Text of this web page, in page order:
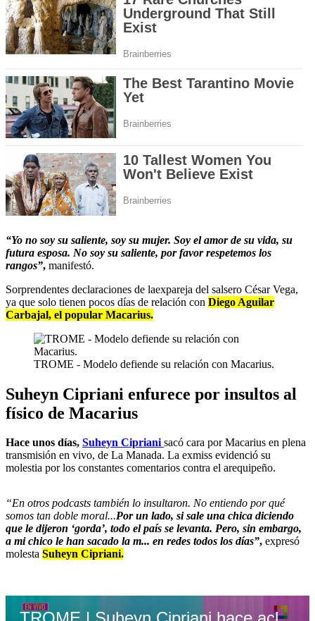
“Yo no soy su saliente, soy su mujer. Soy el amor de su vida, su
futura esposa. No soy su saliente, por favor respetemos los
rangos”, manifestó.
Sorprendentes declaraciones de laexpareja del salsero César Vega,
ya que solo tienen pocos días de relación con Diego Aguilar
Carbajal, el popular Macarius.
TROME - Modelo defiende su relación con Macarius.
Suheyn Cipriani enfurece por insultos al
físico de Macarius
Hace unos días, Suheyn Ciprianisacó cara por Macarius en plena
transmisión en vivo, de La Manada. La exmiss evidenció su
molestia por los constantes comentarios contra el arequipeño.
“En otros podcasts también lo insultaron. No entiendo por qué
somos tan doble moral...Por un lado, si sale una chica diciendo
que le dijeron ‘gorda’, todo el país se levanta. Pero, sin embargo,
a mi chico le han sacado la m... en redes todos los días”, expresó
molesta Suheyn Cipriani.